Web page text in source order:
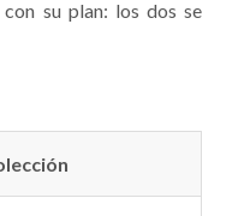
su plan: los dos se